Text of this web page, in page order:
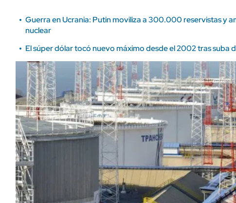
Guerra en Ucrania: Putin moviliza a 300.000 reservistas y
nuclear
El súper dólar tocó nuevo máximo desde el 2002 tras suba